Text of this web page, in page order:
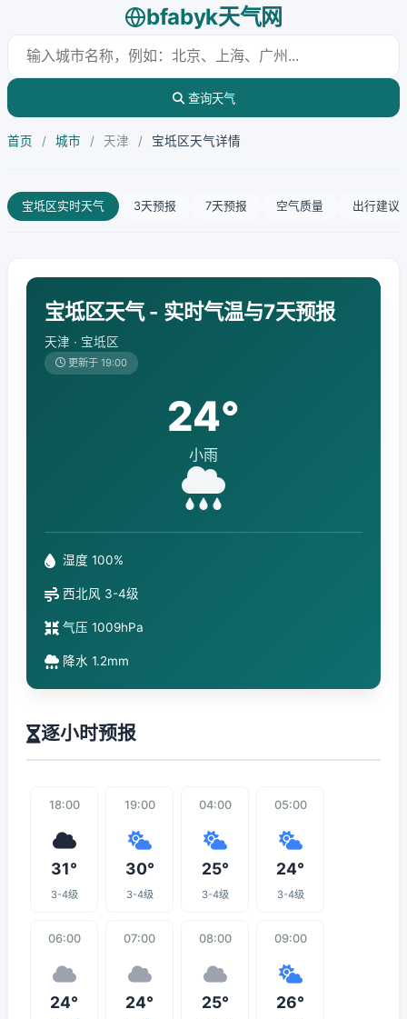
bfabyk天气网
查询天气
首页 / 城市 / 天津 / 宝坻区天气详情
宝坻区实时天气 3天预报 7天预报 空气质量 出行建议
宝坻区天气 - 实时气温与7天预报
天津 · 宝坻区
更新于 19:00
24°
小雨
湿度 100%
西北风 3-4级
气压 1009hPa
降水 1.2mm
逐小时预报
18:00
31°
3-4级
19:00
30°
3-4级
04:00
25°
3-4级
05:00
24°
3-4级
06:00
24°
07:00
24°
08:00
25°
09:00
26°